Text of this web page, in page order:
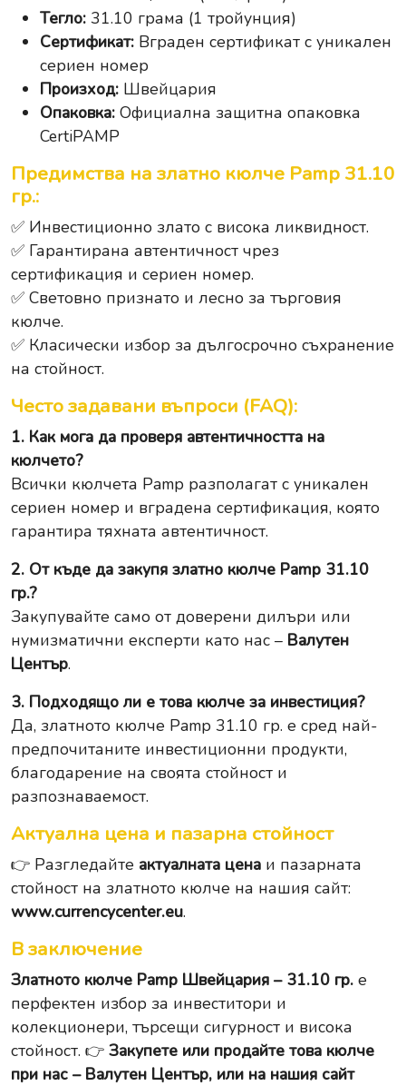
Тегло: 31.10 грама (1 тройунция)
Сертификат: Вграден сертификат с уникален
сериен номер
Произход: Швейцария
Опаковка: Официална защитна опаковка
CertiPAMP
Предимства на златно кюлче Pamp 31.10
гр.:
✅ Инвестиционно злато с висока ликвидност.
✅ Гарантирана автентичност чрез
сертификация и сериен номер.
✅ Световно признато и лесно за търговия
кюлче.
✅ Класически избор за дългосрочно съхранение
на стойност.
Често задавани въпроси (FAQ):
1. Как мога да проверя автентичността на
кюлчето?
Всички кюлчета Pamp разполагат с уникален
сериен номер и вградена сертификация, която
гарантира тяхната автентичност.
2. От къде да закупя златно кюлче Pamp 31.10
гр.?
Закупувайте само от доверени дилъри или
нумизматични експерти като нас – Валутен
Център.
3. Подходящо ли е това кюлче за инвестиция?
Да, златното кюлче Pamp 31.10 гр. е сред най-
предпочитаните инвестиционни продукти,
благодарение на своята стойност и
разпознаваемост.
Актуална цена и пазарна стойност
👉 Разгледайте актуалната цена и пазарната
стойност на златното кюлче на нашия сайт:
www.currencycenter.eu.
В заключение
Златното кюлче Pamp Швейцария – 31.10 гр. е
перфектен избор за инвеститори и
колекционери, търсещи сигурност и висока
стойност. 👉 Закупете или продайте това кюлче
при нас – Валутен Център, или на нашия сайт